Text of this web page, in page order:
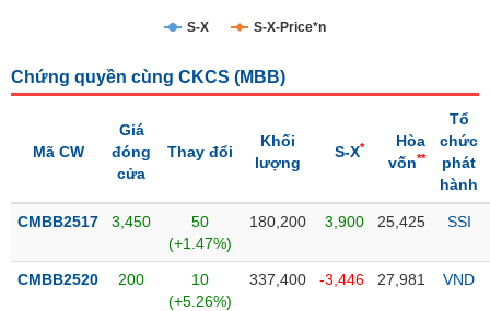
cổ
Quy
trường
yết
S-X S-X-Price*n
Chứng quyền cùng CKCS (MBB)
Mã CW
Giá
đóng
cửa
Thay đổi
Khối
lượng
S-X*
Hòa
vốn**
Tổ
chức
phát
hành
CMBB2517 3,450
50
(+1.47%)
180,200 3,900 25,425 SSI
CMBB2520 200
10
(+5.26%)
337,400 -3,446 27,981 VND
NGÀNH
PHIẾU